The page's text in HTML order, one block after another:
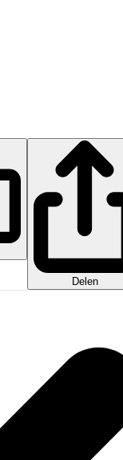
Delen